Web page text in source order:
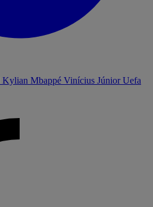
Kylian Mbappé Vinícius JúniorUefa